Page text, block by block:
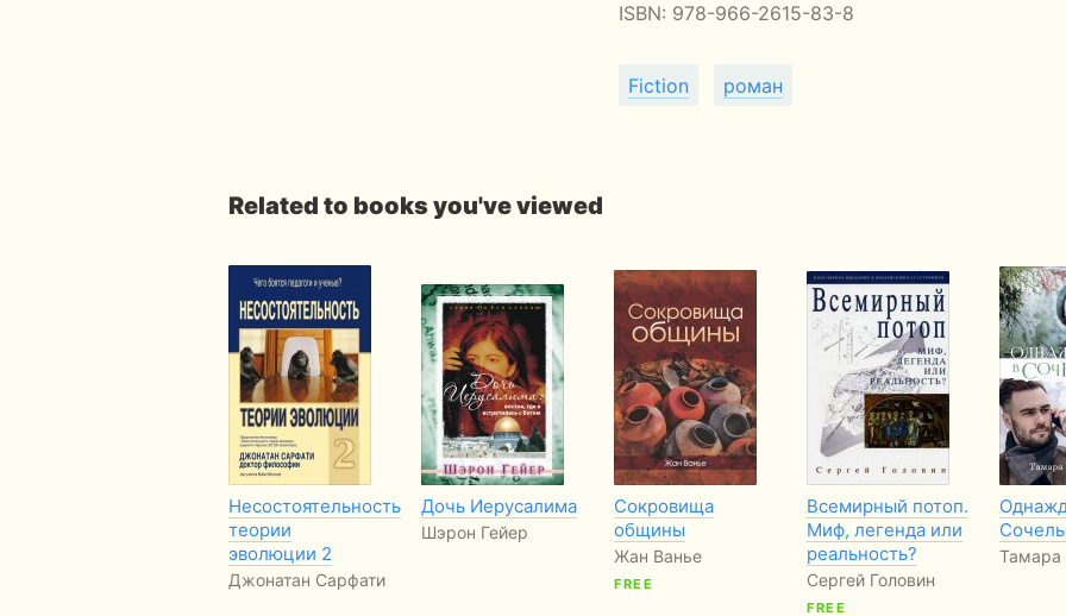
ISBN: 978-966-2615-83-8
Fiction роман
Related to books you've viewed
Несостоятельность
теории
эволюции 2
Джонатан Сарфати
Дочь Иерусалима
Шэрон Гейер
Сокровища
общины
Жан Ванье
FREE
Всемирный потоп.
Миф, легенда или
реальность?
Сергей Головин
FREE
Тамара